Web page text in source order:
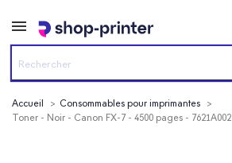
Accueil
Consommables pour imprimantes
Toner - Noir - Canon FX-7 - 4500 pages - 7621A002